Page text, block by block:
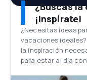
¿Buscas
¡Inspírate!
¿Necesitas ideas
vacaciones
la inspiración
para estar al día